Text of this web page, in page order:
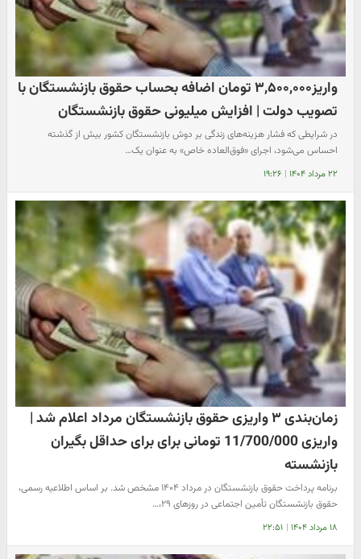
واریز۳,۵۰۰,۰۰۰ تومان اضافه بحساب حقوق بازنشستگان با
تصویب دولت | افزایش میلیونی حقوق بازنشستگان
در شرایطی که فشار هزینه‌های زندگی بر دوش بازنشستگان کشور بیش از گذشته
احساس می‌شود، اجرای «فوق‌العاده خاص» به عنوان یک…
۲۲ مرداد ۱۴۰۴ | ۱۹:۲۶
زمان‌بندی ۳ واریزی حقوق بازنشستگان مرداد اعلام شد |
واریزی 11/700/000 تومانی برای برای حداقل بگیران
بازنشسته
برنامه پرداخت حقوق بازنشستگان در مرداد ۱۴۰۴ مشخص شد. بر اساس اطلاعیه رسمی،
حقوق بازنشستگان تأمین اجتماعی در روزهای ۲۹،…
۱۸ مرداد ۱۴۰۴ | ۲۲:۵۱